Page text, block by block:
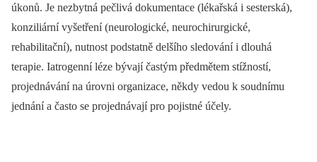
úkonů. Je nezbytná pečlivá dokumentace (lékařská i sesterská),
konziliární vyšetření (neurologické, neurochirurgické,
rehabilitační), nutnost podstatně delšího sledování i dlouhá
terapie. Iatrogenní léze bývají častým předmětem stížností,
projednávání na úrovni organizace, někdy vedou k soudnímu
jednání a často se projednávají pro pojistné účely.